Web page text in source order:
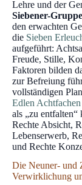
Lehre und der
Siebener-Gruppe
den erwachten
die Sieben
aufgeführt:
Freude, Stille,
Faktoren bilden
zur Befreiung
vollständigen
Edlen Achtfachen
als „zu entfalten“
Rechte Absicht,
Lebenserwerb,
und Rechte
Die Neuner- und
Verwirklichung